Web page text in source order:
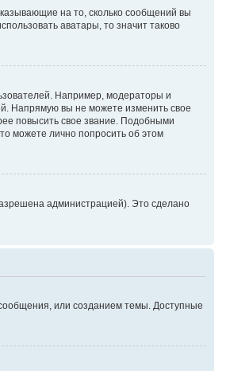
на то, сколько сообщений вы
аватары, то значит таково
Например, модераторы и
Напрямую вы не можете изменить свое
повысить свое звание. Подобными
можете лично попросить об этом
администрацией). Это сделано
или созданием темы. Доступные